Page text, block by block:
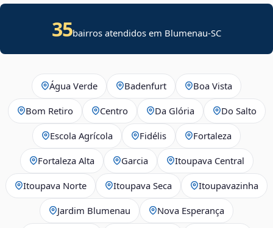
35bairros atendidos em Blumenau-SC
Água Verde Badenfurt Boa Vista
Bom Retiro Centro Da Glória Do Salto
Escola Agrícola Fidélis Fortaleza
Fortaleza Alta Garcia Itoupava Central
Itoupava Norte Itoupava Seca Itoupavazinha
Jardim Blumenau Nova Esperança